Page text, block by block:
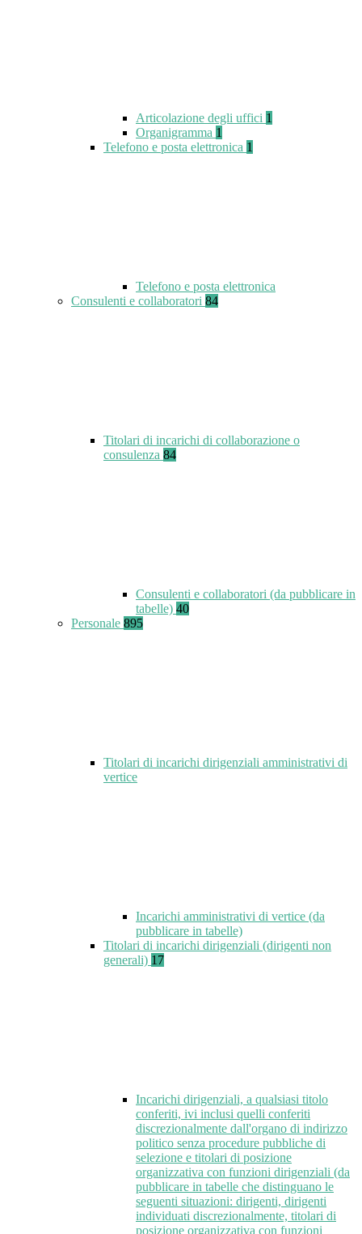
Articolazione degli uffici 1
Organigramma 1
Telefono e posta elettronica 1
Telefono e posta elettronica
Consulenti e collaboratori 84
Titolari di incarichi di collaborazione o
consulenza 84
Consulenti e collaboratori (da pubblicare in
tabelle) 40
Personale 895
Titolari di incarichi dirigenziali amministrativi di
vertice
Incarichi amministrativi di vertice (da
pubblicare in tabelle)
Titolari di incarichi dirigenziali (dirigenti non
generali) 17
Incarichi dirigenziali, a qualsiasi titolo
conferiti, ivi inclusi quelli conferiti
discrezionalmente dall'organo di indirizzo
politico senza procedure pubbliche di
selezione e titolari di posizione
organizzativa con funzioni dirigenziali (da
pubblicare in tabelle che distinguano le
seguenti situazioni: dirigenti, dirigenti
individuati discrezionalmente, titolari di
posizione organizzativa con funzioni